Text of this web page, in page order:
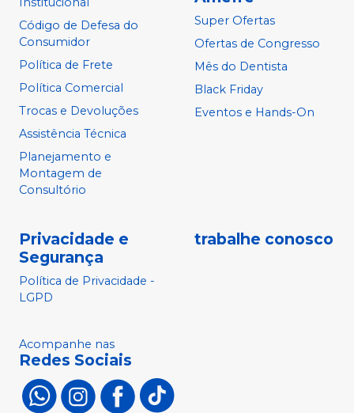
Código de Defesa do
Consumidor
Política de Frete
Política Comercial
Trocas e Devoluções
Assistência Técnica
Planejamento e
Montagem de
Consultório
Super Ofertas
Ofertas de Congresso
Mês do Dentista
Black Friday
Eventos e Hands-On
Privacidade e
Segurança
Política de Privacidade -
LGPD
trabalhe conosco
Acompanhe nas
Redes Sociais